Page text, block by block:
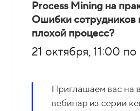
Process Mining на
Ошибки сотрудников
плохой процесс?
21 октября, 11:00
Приглашаем вас на
вебинар из серии